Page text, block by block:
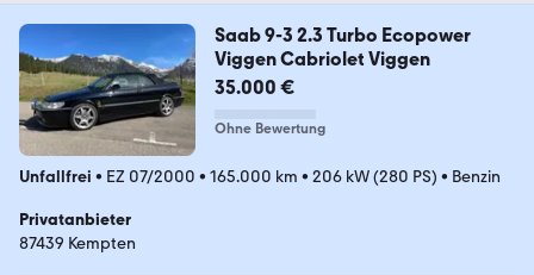
Saab 9-3 2.3 Turbo Ecopower
Viggen Cabriolet Viggen
35.000 €
Ohne Bewertung
Unfallfrei • EZ 07/2000 • 165.000 km • 206 kW (280 PS) • Benzin
Privatanbieter
87439 Kempten